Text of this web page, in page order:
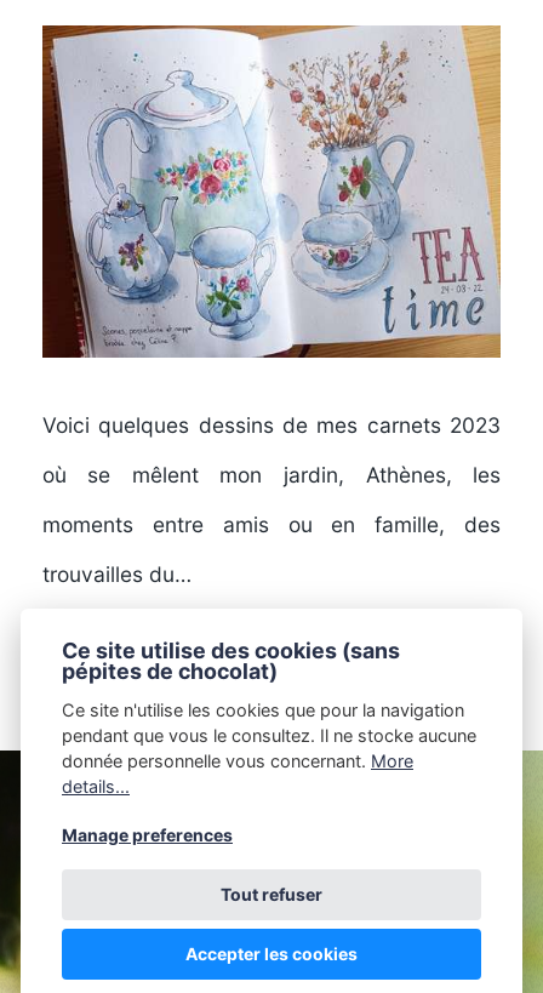
Voici quelques dessins de mes carnets 2023
où se mêlent mon jardin, Athènes, les
moments entre amis ou en famille, des
trouvailles du…
LIRE LA SUITE
L'ATELIER DE MARIE BIDOUILLE -ARTISTE-
SIRET : 98053659300018
Ce site utilise des cookies (sans
pépites de chocolat)
Ce site n'utilise les cookies que pour la navigation
pendant que vous le consultez. Il ne stocke aucune
donnée personnelle vous concernant. More
details...
Manage preferences
Tout refuser
Accepter les cookies